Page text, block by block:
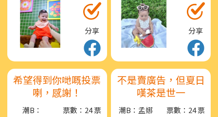
分享 分享
希望得到你哋嘅投票
喇，感謝！
潮B：
票數：24 票
不是賣廣告，但夏日
嘆茶是世一
潮B：孟娜
票數：24 票